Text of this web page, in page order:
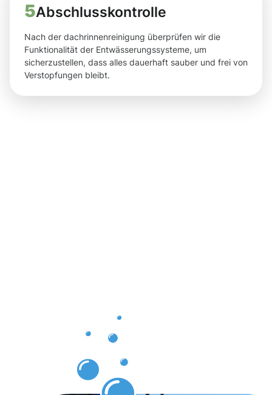
5Abschlusskontrolle
Nach der dachrinnenreinigung überprüfen wir die
Funktionalität der Entwässerungssysteme, um
sicherzustellen, dass alles dauerhaft sauber und frei von
Verstopfungen bleibt.